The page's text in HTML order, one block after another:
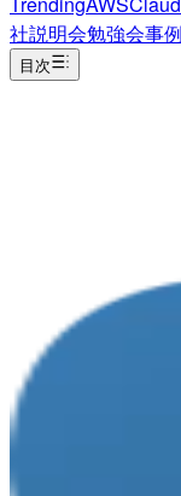
社説明会勉強会事例
目次